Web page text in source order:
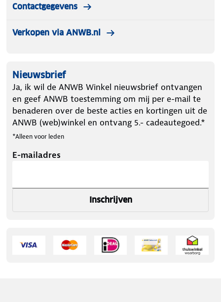
Contactgegevens
Verkopen via ANWB.nl
Nieuwsbrief
Ja, ik wil de ANWB Winkel nieuwsbrief ontvangen
en geef ANWB toestemming om mij per e-mail te
benaderen over de beste acties en kortingen uit de
ANWB (web)winkel en ontvang 5.- cadeautegoed.*
*Alleen voor leden
E-mailadres
Inschrijven